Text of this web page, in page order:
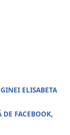
ELISABETA
DE FACEBOOK,